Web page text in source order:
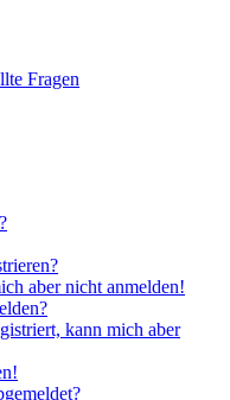
Fragen
aber nicht anmelden!
kann mich aber